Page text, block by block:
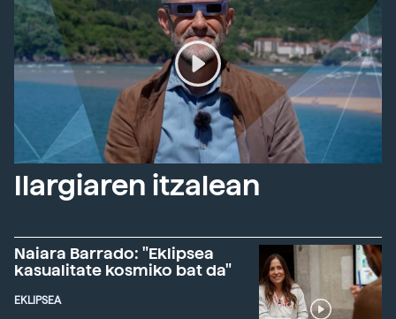
Ilargiaren itzalean
Naiara Barrado: "Eklipsea
kasualitate kosmiko bat da"
EKLIPSEA